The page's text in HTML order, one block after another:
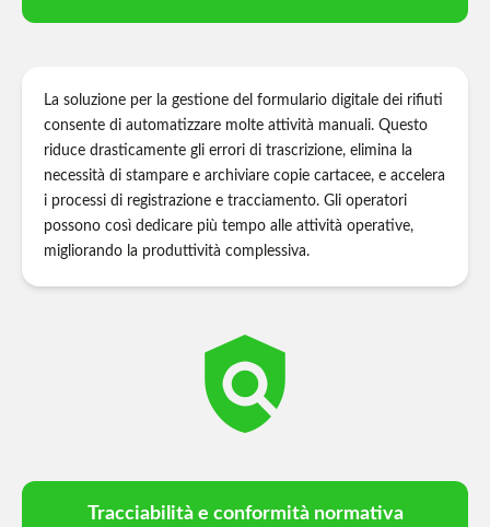
La soluzione per la gestione del formulario digitale dei rifiuti
consente di automatizzare molte attività manuali. Questo
riduce drasticamente gli errori di trascrizione, elimina la
necessità di stampare e archiviare copie cartacee, e accelera
i processi di registrazione e tracciamento. Gli operatori
possono così dedicare più tempo alle attività operative,
migliorando la produttività complessiva.
policy
Tracciabilità e conformità normativa